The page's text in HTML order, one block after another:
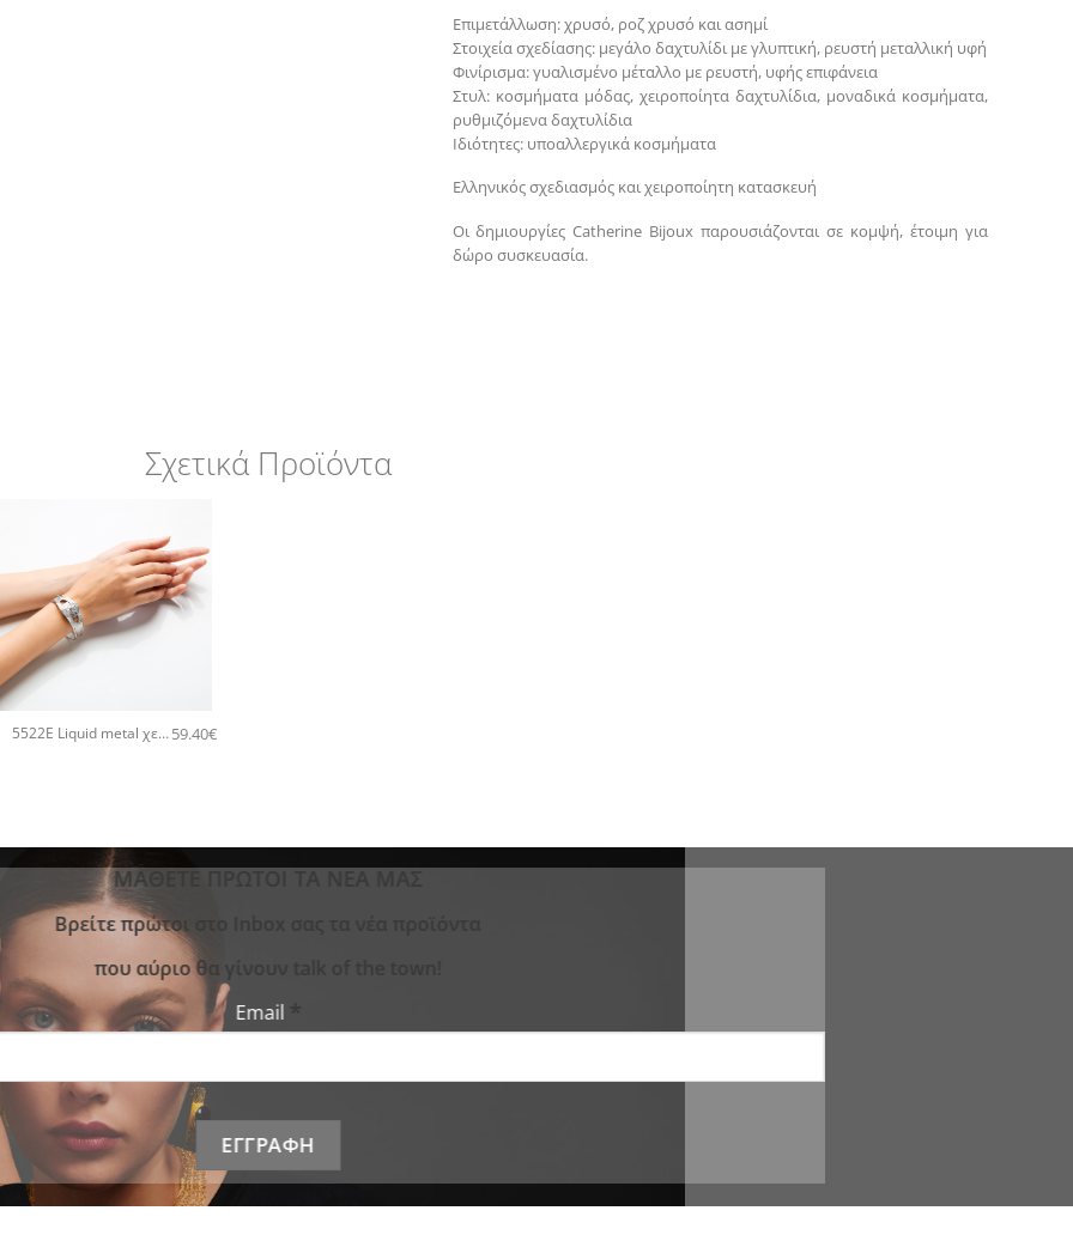
Επιμετάλλωση: χρυσό, ροζ χρυσό και ασημί
Στοιχεία σχεδίασης: μεγάλο δαχτυλίδι με γλυπτική, ρευστή μεταλλική υφή
Φινίρισμα: γυαλισμένο μέταλλο με ρευστή, υφής επιφάνεια
Στυλ: κοσμήματα μόδας, χειροποίητα δαχτυλίδια, μοναδικά κοσμήματα,
ρυθμιζόμενα δαχτυλίδια
Ιδιότητες: υποαλλεργικά κοσμήματα
Ελληνικός σχεδιασμός και χειροποίητη κατασκευή
Οι δημιουργίες Catherine Bijoux παρουσιάζονται σε κομψή, έτοιμη για
δώρο συσκευασία.
Σχετικά Προϊόντα
+
5522E Liquid metal χειροποίητο βραχιόλι Catherine bijoux Ασημί59.40€
ΜΑΘΕΤΕ ΠΡΩΤΟΙ ΤΑ ΝΕΑ ΜΑΣ
Bρείτε πρώτοι στο Inbox σας τα νέα προϊόντα
που αύριο θα γίνουν talk of the town!
Email